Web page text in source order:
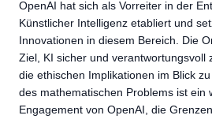
OpenAI hat sich als Vorreiter in der
Künstlicher Intelligenz etabliert und
Innovationen in diesem Bereich. Die
Ziel, KI sicher und verantwortungsvoll
die ethischen Implikationen im Blick
des mathematischen Problems ist ein
Engagement von OpenAI, die